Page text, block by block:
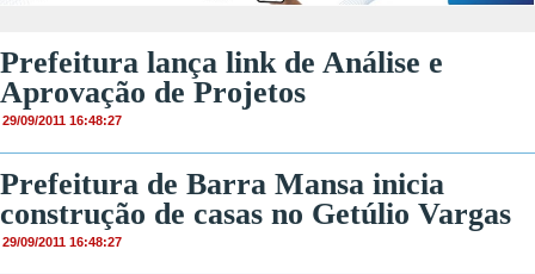
Prefeitura lança link de Análise e
Aprovação de Projetos
29/09/2011 16:48:27
Prefeitura de Barra Mansa inicia
construção de casas no Getúlio Vargas
29/09/2011 16:48:27